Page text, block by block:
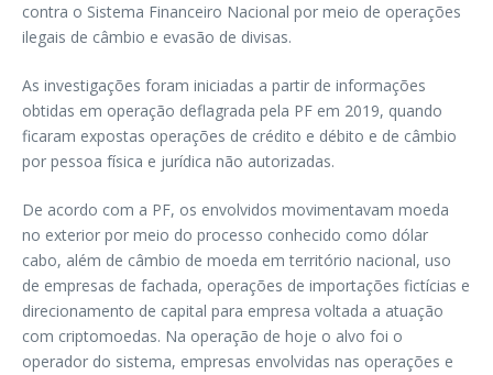
contra o Sistema Financeiro Nacional por meio de operações
ilegais de câmbio e evasão de divisas.
As investigações foram iniciadas a partir de informações
obtidas em operação deflagrada pela PF em 2019, quando
ficaram expostas operações de crédito e débito e de câmbio
por pessoa física e jurídica não autorizadas.
De acordo com a PF, os envolvidos movimentavam moeda
no exterior por meio do processo conhecido como dólar
cabo, além de câmbio de moeda em território nacional, uso
de empresas de fachada, operações de importações fictícias e
direcionamento de capital para empresa voltada a atuação
com criptomoedas. Na operação de hoje o alvo foi o
operador do sistema, empresas envolvidas nas operações e